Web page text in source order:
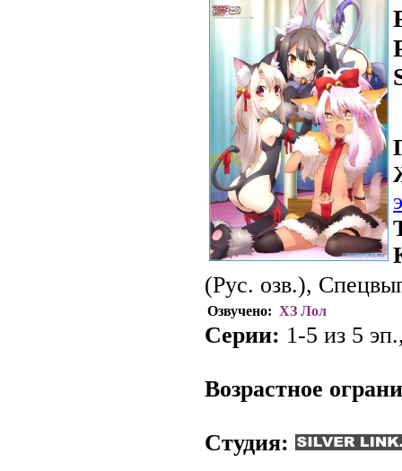
(Рус. озв.),
Озвучено: ХЗ Лол
Серии: 1-5 из 5
Возрастное
Студия: